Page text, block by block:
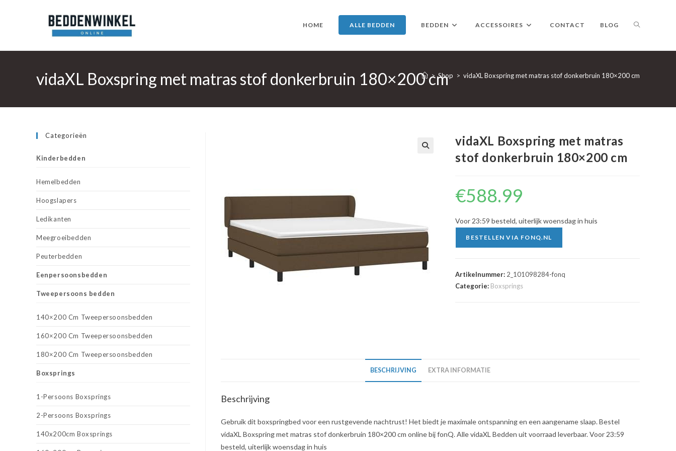
HOME ALLE BEDDEN BEDDEN ACCESSOIRES CONTACT BLOG TOGGLE
WEBSITE
vidaXL Boxspring met matras stof donkerbruin 180×200 cm
> Shop > vidaXL Boxspring met matras stof donkerbruin 180×200 cm
vidaXL Boxspring met matras
stof donkerbruin 180×200 cm
€588.99
Voor 23:59 besteld, uiterlijk woensdag in huis
BESTELLEN VIA FONQ.NL
Artikelnummer: 2_101098284-fonq
Categorie: Boxsprings
BESCHRIJVING EXTRA INFORMATIE
Beschrijving
Gebruik dit boxspringbed voor een rustgevende nachtrust! Het biedt je maximale ontspanning en een aangename slaap. Bestel
vidaXL Boxspring met matras stof donkerbruin 180×200 cm online bij fonQ. Alle vidaXL Bedden uit voorraad leverbaar. Voor 23:59
besteld, uiterlijk woensdag in huis
Categorieën
Kinderbedden
Hemelbedden
Hoogslapers
Ledikanten
Meegroeibedden
Peuterbedden
Eenpersoonsbedden
Tweepersoons bedden
140×200 Cm Tweepersoonsbedden
160×200 Cm Tweepersoonsbedden
180×200 Cm Tweepersoonsbedden
Boxsprings
1-Persoons Boxsprings
2-Persoons Boxsprings
140x200cm Boxsprings